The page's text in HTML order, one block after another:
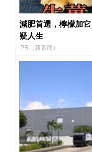
減肥首選，檸檬加
疑人生
PR（新素簡）